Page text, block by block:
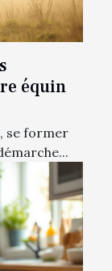
équin
se former